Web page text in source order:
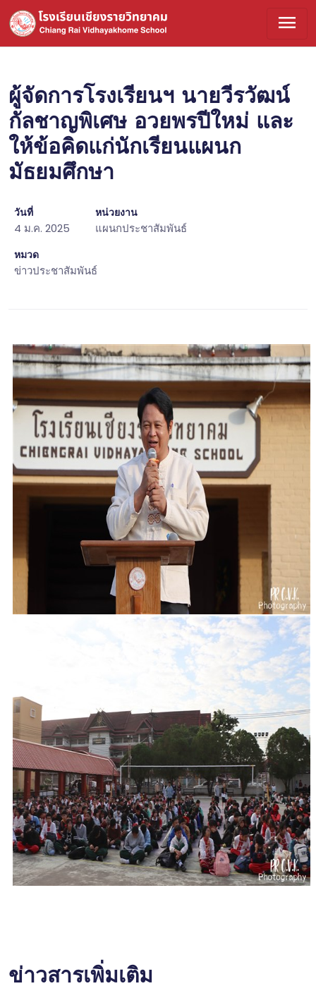
menu
ผู้จัดการโรงเรียนฯ นายวีรวัฒน์
กัลชาญพิเศษ อวยพรปีใหม่ และ
ให้ข้อคิดแก่นักเรียนแผนก
มัธยมศึกษา
วันที่
4 ม.ค. 2025
หน่วยงาน
แผนกประชาสัมพันธ์
หมวด
ข่าวประชาสัมพันธ์
ข่าวสารเพิ่มเติม